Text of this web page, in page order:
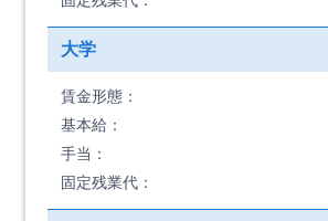
大学
賃金形態：
基本給：
手当：
固定残業代：